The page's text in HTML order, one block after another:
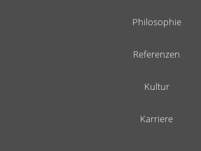
Philosophie
Referenzen
Kultur
Karriere